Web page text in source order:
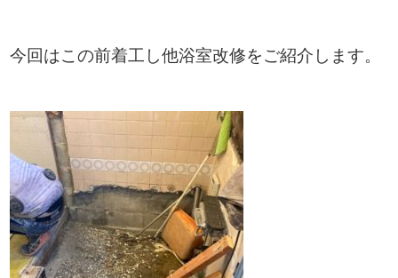
今回はこの前着工し他浴室改修をご紹介します。